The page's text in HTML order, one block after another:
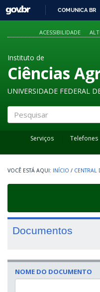
GOVBR
COMUNICA BR
ACESSIBILIDADE
Instituto de
Ciências
UNIVERSIDADE FEDERAL
Serviços Telefones
INÍCIO / CENTRAL
Documentos
NOME DO DOCUMENTO